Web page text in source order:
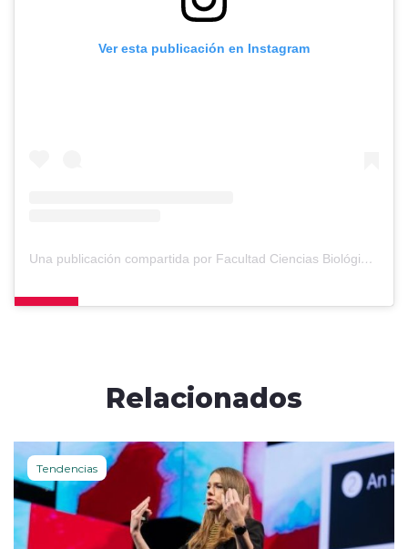
Ver esta publicación en Instagram
Una publicación compartida por Facultad Ciencias Biológicas (@cienciasbiologicas_uc)
Relacionados
Tendencias